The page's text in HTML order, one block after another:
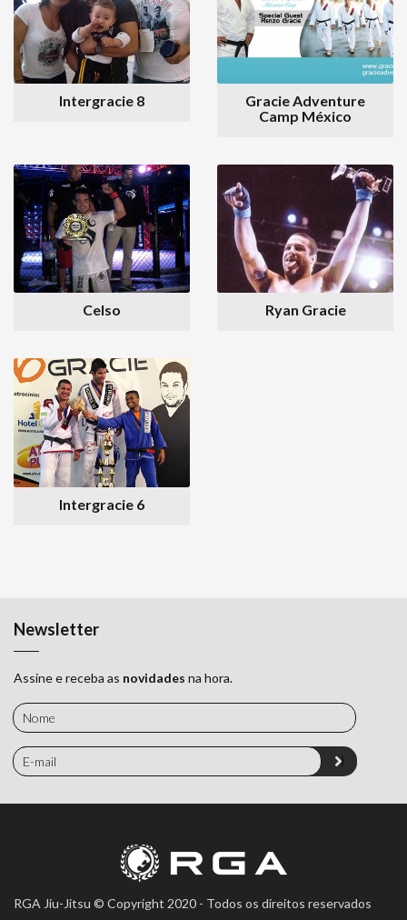
Intergracie 8
Gracie Adventure
Camp México
Celso Ryan Gracie
Intergracie 6
Newsletter
Assine e receba as novidades na hora.
RGA Jiu-Jitsu © Copyright 2020 - Todos os direitos reservados